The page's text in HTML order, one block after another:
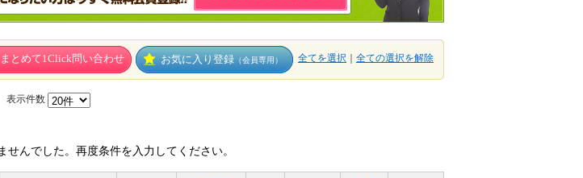
まとめて1Click問い合わせ お気に入り登録 （会員専用） 全てを選択 全ての選択を解除
表示件数
んでした。再度条件を入力してください。